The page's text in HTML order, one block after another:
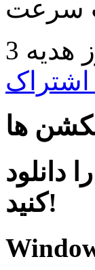
سرعت
هدیه
اشتراک
ها
دانلود
کنید!